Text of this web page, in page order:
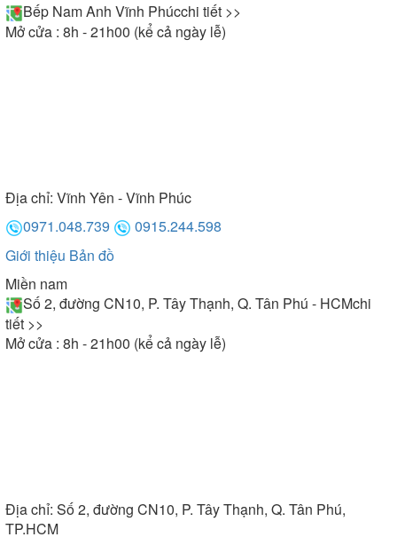
Bếp Nam Anh Vĩnh Phúcchi tiết >>
Mở cửa : 8h - 21h00 (kể cả ngày lễ)
Địa chỉ: Vĩnh Yên - Vĩnh Phúc
0971.048.739
0915.244.598
Giới thiệu Bản đồ
Miền nam
Số 2, đường CN10, P. Tây Thạnh, Q. Tân Phú - HCMchi
tiết >>
Mở cửa : 8h - 21h00 (kể cả ngày lễ)
Địa chỉ: Số 2, đường CN10, P. Tây Thạnh, Q. Tân Phú,
TP.HCM